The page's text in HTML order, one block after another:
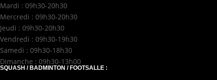
Mardi : 09h30-20h30
Mercredi : 09h30-20h30
Jeudi : 09h30-20h30
Vendredi : 09h30-19h30
Samedi : 09h30-18h30
Dimanche : 09h30-13h00
SQUASH / BADMINTON / FOOTSALLE :